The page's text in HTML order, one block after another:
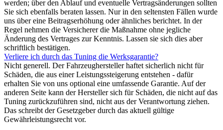
werden; über den Ablauf und eventuelle Vertragsänderungen sollten
Sie sich ebenfalls beraten lassen. Nur in den seltensten Fällen wurde
uns über eine Beitragserhöhung oder ähnliches berichtet. In der
Regel nehmen die Versicherer die Maßnahme ohne jegliche
Änderung des Vertrages zur Kenntnis. Lassen sie sich dies aber
schriftlich bestätigen.
Verliere ich durch das Tuning die Werksgarantie?
Nicht generell. Der Fahrzeughersteller haftet sicherlich nicht für
Schäden, die aus einer Leistungssteigerung entstehen - dafür
erhalten Sie von uns optional eine umfassende Garantie. Auf der
anderen Seite kann der Hersteller sich für Schäden, die nicht auf das
Tuning zurückzuführen sind, nicht aus der Verantwortung ziehen.
Das schreibt der Gesetzgeber durch das aktuell gültige
Gewährleistungsrecht vor.